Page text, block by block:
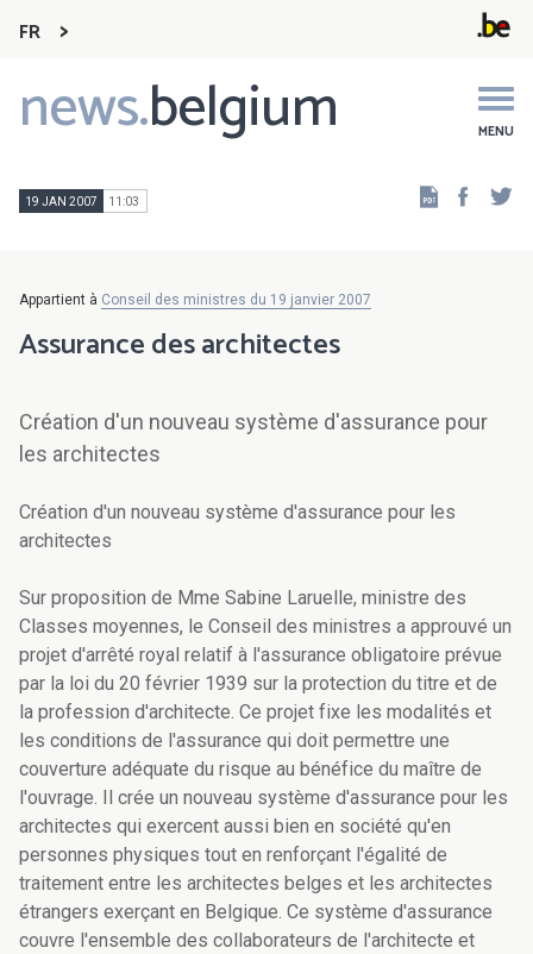
FR
news.belgium MENU
Main
navigation
19 JAN 2007 11:03
Appartient à Conseil des ministres du 19 janvier 2007
Assurance des architectes
Création d'un nouveau système d'assurance pour
les architectes
Création d'un nouveau système d'assurance pour les
architectes
Sur proposition de Mme Sabine Laruelle, ministre des
Classes moyennes, le Conseil des ministres a approuvé un
projet d'arrêté royal relatif à l'assurance obligatoire prévue
par la loi du 20 février 1939 sur la protection du titre et de
la profession d'architecte. Ce projet fixe les modalités et
les conditions de l'assurance qui doit permettre une
couverture adéquate du risque au bénéfice du maître de
l'ouvrage. Il crée un nouveau système d'assurance pour les
architectes qui exercent aussi bien en société qu'en
personnes physiques tout en renforçant l'égalité de
traitement entre les architectes belges et les architectes
étrangers exerçant en Belgique. Ce système d'assurance
couvre l'ensemble des collaborateurs de l'architecte et